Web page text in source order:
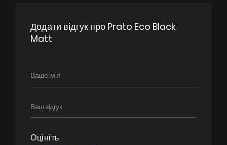
Додати відгук про Prato Eco Black
Matt
Оцініть